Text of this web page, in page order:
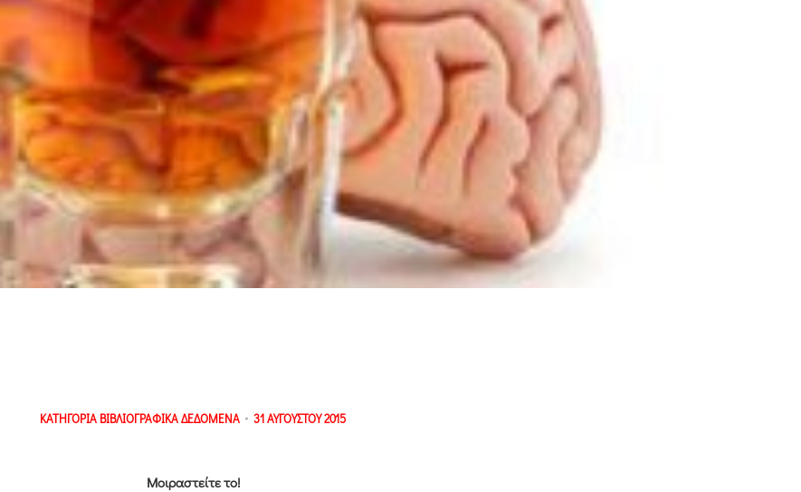
ΚΑΤΗΓΟΡΙΑ ΒΙΒΛΙΟΓΡΑΦΙΚΑ ΔΕΔΟΜΕΝΑ 31 ΑΥΓΟΥΣΤΟΥ 2015
Μοιραστείτε το!